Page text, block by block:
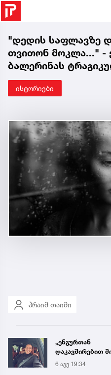
"დედის საფლავზე
თვითონ მოკლა..." -
ბალერინას
ისტორიები
პრაიმ თაიმი
„ენგურთან
დაკავშირებით
ვთქვა...“ - გოგა
უახლესი
6 აგვ 19:34